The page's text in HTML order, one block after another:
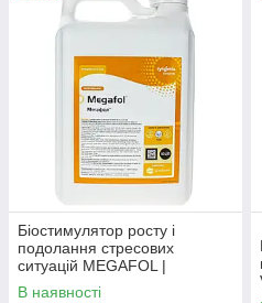
Біостимулятор росту і
подолання стресових
ситуацій MEGAFOL |
МЕГАФОЛ Valagro 10 л
В наявності